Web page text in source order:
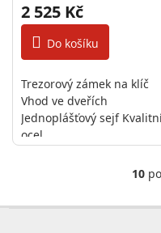
2 525 Kč
Do košíku
Trezorový zámek na klíč
Vhod ve dveřích
Jednoplášťový sejf
ocel
10